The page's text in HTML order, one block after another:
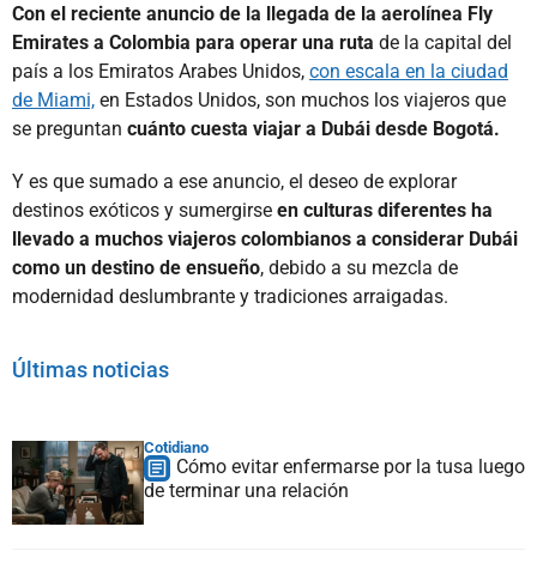
Con el reciente anuncio de la llegada de la aerolínea Fly
Emirates a Colombia para operar una ruta de la capital del
país a los Emiratos Arabes Unidos, con escala en la ciudad
de Miami, en Estados Unidos, son muchos los viajeros que
se preguntan cuánto cuesta viajar a Dubái desde Bogotá.
Y es que sumado a ese anuncio, el deseo de explorar
destinos exóticos y sumergirse en culturas diferentes ha
llevado a muchos viajeros colombianos a considerar Dubái
como un destino de ensueño, debido a su mezcla de
modernidad deslumbrante y tradiciones arraigadas.
Últimas noticias
Cotidiano
Cómo evitar enfermarse por la tusa luego
de terminar una relación